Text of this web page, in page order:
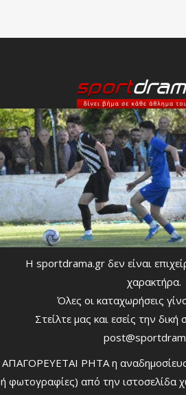
Η sportdrama.gr δεν είναι
χαρακτήρα.
Όλες οι καταχωρήσεις
Στείλτε μας και εσείς την
ΑΠΑΓΟΡΕΥΕΤΑΙ ΡΗΤΑ η
ή φωτογραφίες) από την ιστοσελίδα